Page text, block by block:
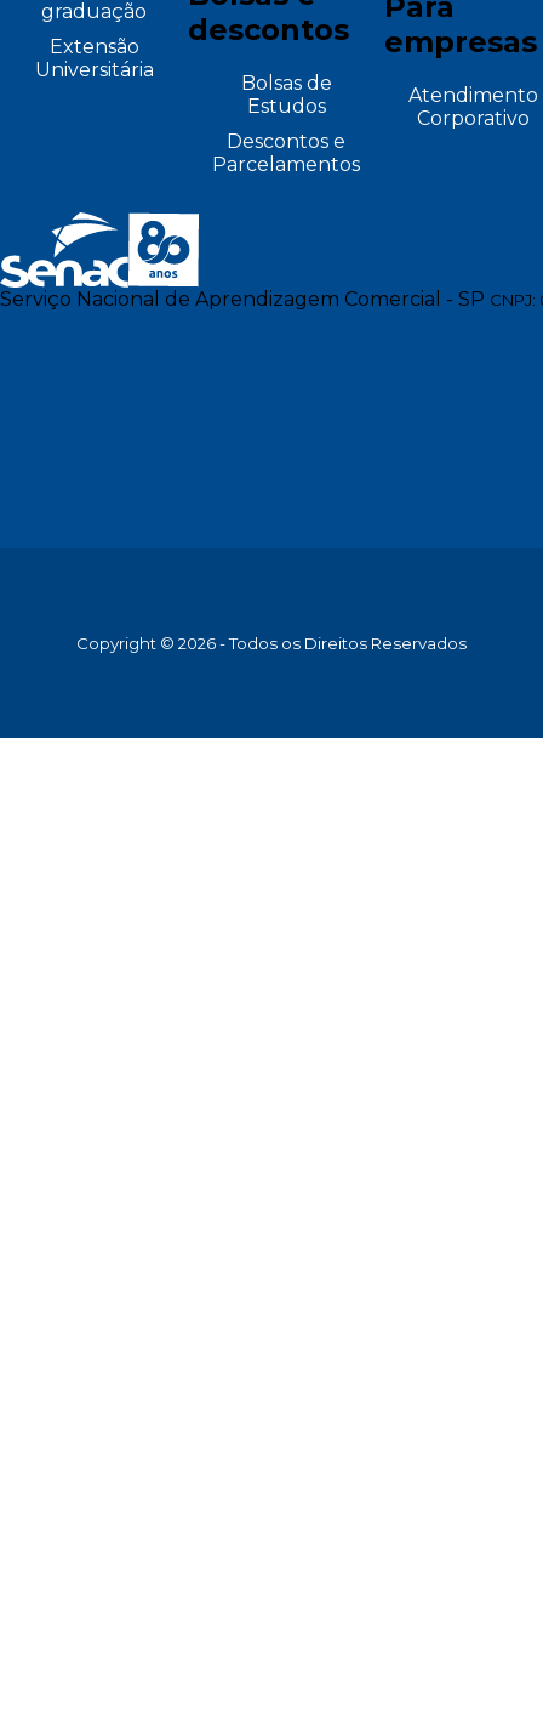
graduação
Extensão
Universitária
descontos
Bolsas de
Estudos
Descontos e
Parcelamentos
empresas
Atendimento
Corporativo
Serviço Nacional de Aprendizagem Comercial - SP
Copyright © 2026 - Todos os Direitos Reservados